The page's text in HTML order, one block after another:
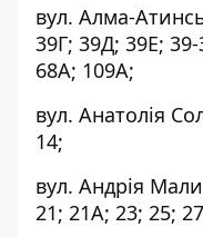
вул. Алма-
39Г; 39Д; 39Е;
68А; 109А;
вул. Анатолія
14;
вул. Андрія
21; 21А; 23; 25;